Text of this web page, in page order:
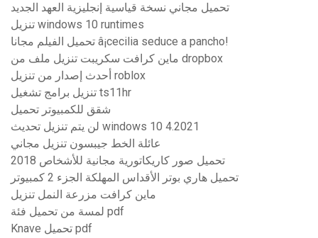
تحميل مجاني نسخة قياسية إنجليزية العهد الجديد
تنزيل windows 10 runtimes
تحميل الفيلم مجانا â¡cecilia seduce a pancho!
ماين كرافت سكريبت تنزيل ملف من dropbox
أحدث إصدار من تنزيل roblox
تنزيل برامج تشغيل ts11hr
شقق للكمبيوتر تحميل
لن يتم تنزيل تحديث windows 10 4.2021
عائلة الخط جيبسون تنزيل مجاني
تحميل صور كاريكاتورية مجانية للأشخاص 2018
تحميل هاري بوتر الأقداس المهلكة الجزء 2 كمبيوتر
ماين كرافت مزرعة النمل تنزيل
لمسة من تحميل فئة pdf
Knave تحميل pdf